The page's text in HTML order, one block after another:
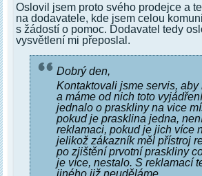
Oslovil jsem proto svého prodejce a
na dodavatele, kde jsem celou
s žádostí o pomoc. Dodavatel tedy
vysvětlení mi přeposlal.
Dobrý den,
Kontaktovali jsme servis,
a máme od nich toto
jednalo o praskliny na vice
pokud je prasklina jedna,
reklamaci, pokud je jich více
jelikož zákazník měl přístroj
po zjištění prvotní praskliny
je více, nestalo. S reklamací
jiného již neuděláme.